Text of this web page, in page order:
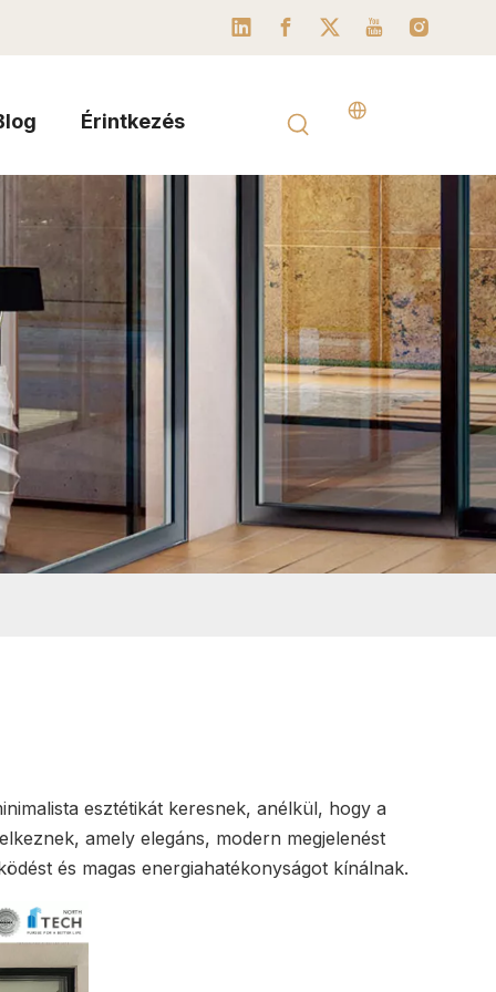
Érintkezés
esztétikát keresnek, anélkül, hogy a
amely elegáns, modern megjelenést
és magas energiahatékonyságot kínálnak.